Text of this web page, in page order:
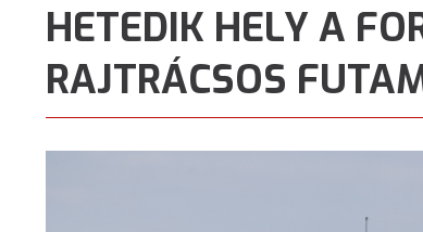
HETEDIK HELY A
RAJTRÁCSOS